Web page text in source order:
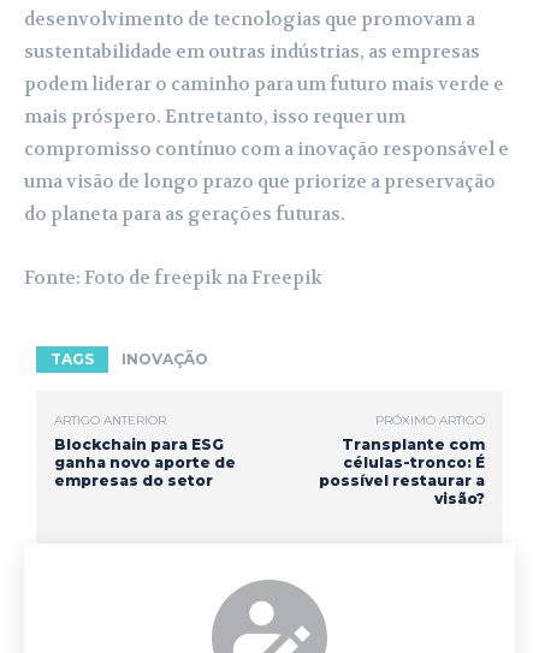
desenvolvimento de tecnologias que promovam a
sustentabilidade em outras indústrias, as empresas
podem liderar o caminho para um futuro mais verde e
mais próspero. Entretanto, isso requer um
compromisso contínuo com a inovação responsável e
uma visão de longo prazo que priorize a preservação
do planeta para as gerações futuras.
Fonte: Foto de freepik na Freepik
TAGS INOVAÇÃO
ARTIGO ANTERIOR
Blockchain para ESG
ganha novo aporte de
empresas do setor
PRÓXIMO ARTIGO
Transplante com
células-tronco: É
possível restaurar a
visão?